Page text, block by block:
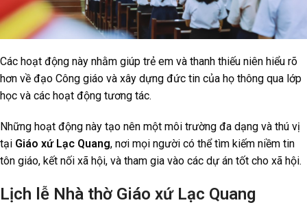
Các hoạt động này nhằm giúp trẻ em và thanh thiếu niên hiểu rõ
hơn về đạo Công giáo và xây dựng đức tin của họ thông qua lớp
học và các hoạt động tương tác.
Những hoạt động này tạo nên một môi trường đa dạng và thú vị
tại Giáo xứ Lạc Quang, nơi mọi người có thể tìm kiếm niềm tin
tôn giáo, kết nối xã hội, và tham gia vào các dự án tốt cho xã hội.
Lịch lễ Nhà thờ Giáo xứ Lạc Quang